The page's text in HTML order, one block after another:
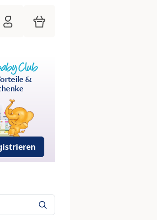
HiPP Mein Babyclub
Warenkorb
&